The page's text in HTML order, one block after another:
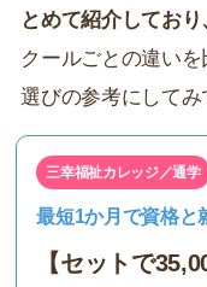
とめて紹介してお
クールごとの違い
選びの参考にしてみ
三幸福祉カレッジ／通学
最短1か月で資格と
【セットで